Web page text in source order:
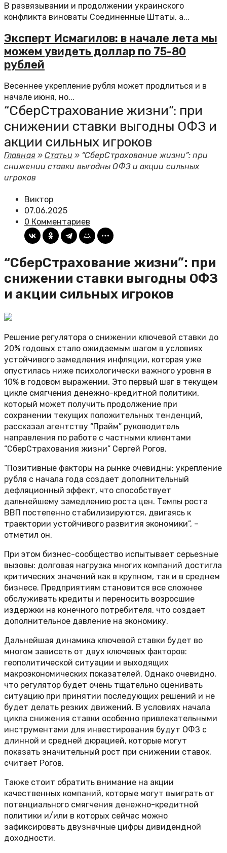
В развязывании и продолжении украинского
конфликта виноваты Соединенные Штаты, а...
Эксперт Исмагилов: в начале лета мы
можем увидеть доллар по 75-80
рублей
Весеннее укрепление рубля может продлиться и в
начале июня, но...
“СберСтрахование жизни”: при
снижении ставки выгодны ОФЗ и
акции сильных игроков
Главная»Статьи » “СберСтрахование жизни”: при
снижении ставки выгодны ОФЗ и акции сильных
игроков
Виктор
07.06.2025
0 Комментариев
“СберСтрахование жизни”: при
снижении ставки выгодны ОФЗ
и акции сильных игроков
Решение регулятора о снижении ключевой ставки до
20% годовых стало ожидаемым шагом в условиях
устойчивого замедления инфляции, которая уже
опустилась ниже психологически важного уровня в
10% в годовом выражении. Это первый шаг в текущем
цикле смягчения денежно-кредитной политики,
который может получить продолжение при
сохранении текущих положительных тенденций,
рассказал агентству “Прайм” руководитель
направления по работе с частными клиентами
“СберСтрахования жизни” Сергей Рогов.
“Позитивные факторы на рынке очевидны: укрепление
рубля с начала года создает дополнительный
дефляционный эффект, что способствует
дальнейшему замедлению роста цен. Темпы роста
ВВП постепенно стабилизируются, двигаясь к
траектории устойчивого развития экономики”, –
отметил он.
При этом бизнес-сообщество испытывает серьезные
вызовы: долговая нагрузка многих компаний достигла
критических значений как в крупном, так и в среднем
бизнесе. Предприятиям становится все сложнее
обслуживать кредиты и переносить возросшие
издержки на конечного потребителя, что создает
дополнительное давление на экономику.
Дальнейшая динамика ключевой ставки будет во
многом зависеть от двух ключевых факторов:
геополитической ситуации и выходящих
макроэкономических показателей. Однако очевидно,
что регулятор будет очень тщательно оценивать
ситуацию при принятии последующих решений и не
будет делать резких движений. В условиях начала
цикла снижения ставки особенно привлекательными
инструментами для инвестирования будут ОФЗ с
длинной и средней дюрацией, которые могут
показать значительный рост при снижении ставок,
считает Рогов.
Также стоит обратить внимание на акции
качественных компаний, которые могут выиграть от
потенциального смягчения денежно-кредитной
политики и/или в которых сейчас можно
зафиксировать двузначные цифры дивидендной
доходности.